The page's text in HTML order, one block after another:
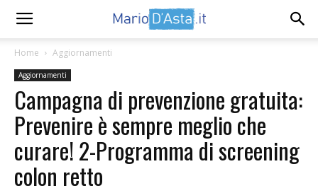
Home Aggiornamenti
Aggiornamenti
Campagna di prevenzione gratuita:
Prevenire è sempre meglio che
curare! 2-Programma di screening
colon retto